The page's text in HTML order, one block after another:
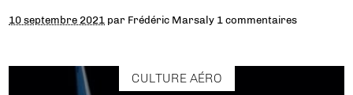
10 septembre 2021 par Frédéric Marsaly 1 commentaires
CULTURE AÉRO